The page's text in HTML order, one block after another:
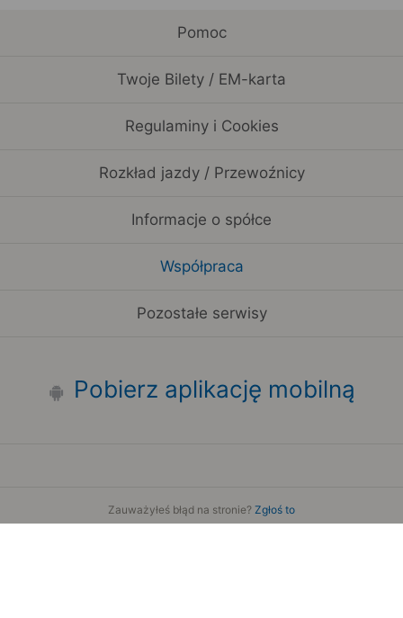
Pomoc
Twoje Bilety / EM-karta
Regulaminy i Cookies
Rozkład jazdy / Przewoźnicy
Informacje o spółce
Współpraca
Pozostałe serwisy
Pobierz aplikację mobilną
Zauważyłeś błąd na stronie? Zgłoś to